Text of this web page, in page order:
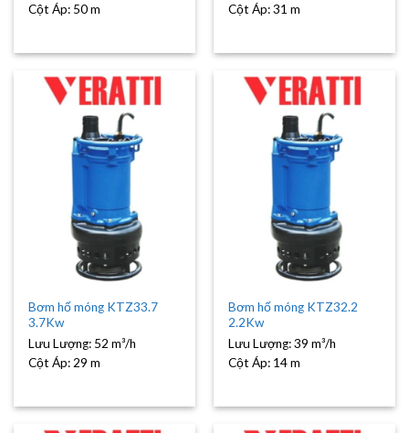
Cột Áp: 50 m
Cột Áp:31 m
Bơm hố móng KTZ33.7
3.7Kw
Lưu Lượng: 52 m³/h
Cột Áp: 29 m
Bơm hố móng KTZ32.2
2.2Kw
Lưu Lượng:39 m³/h
Cột Áp: 14 m